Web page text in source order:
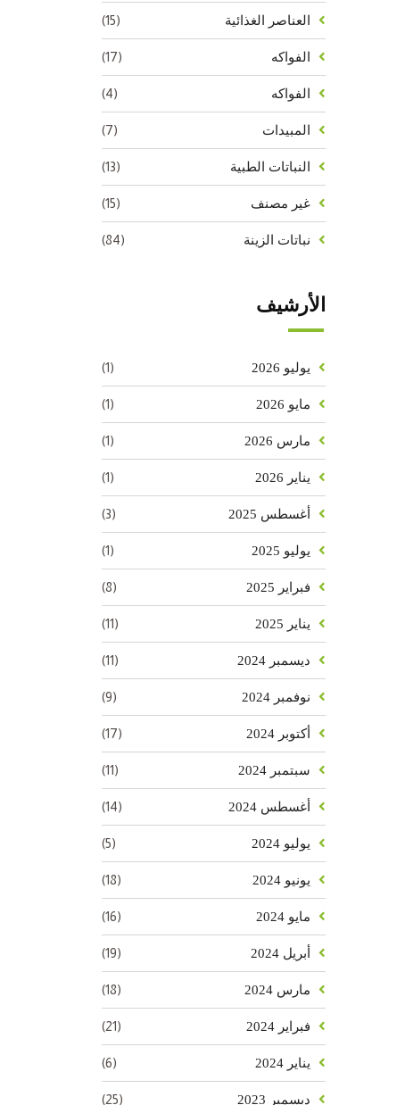
العناصر الغذائية (15)
الفواكه (17)
الفواكه (4)
المبيدات (7)
النباتات الطبية (13)
غير مصنف (15)
نباتات الزينة (84)
الأرشيف
يوليو 2026 (1)
مايو 2026 (1)
مارس 2026 (1)
يناير 2026 (1)
أغسطس 2025 (3)
يوليو 2025 (1)
فبراير 2025 (8)
يناير 2025 (11)
ديسمبر 2024 (11)
نوفمبر 2024 (9)
أكتوبر 2024 (17)
سبتمبر 2024 (11)
أغسطس 2024 (14)
يوليو 2024 (5)
يونيو 2024 (18)
مايو 2024 (16)
أبريل 2024 (19)
مارس 2024 (18)
فبراير 2024 (21)
يناير 2024 (6)
ديسمبر 2023 (25)